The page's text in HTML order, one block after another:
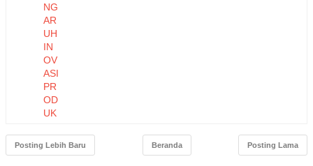
NG
AR
UH
IN
OV
ASI
PR
OD
UK
HA
Posting Lebih Baru Posting Lama
Beranda